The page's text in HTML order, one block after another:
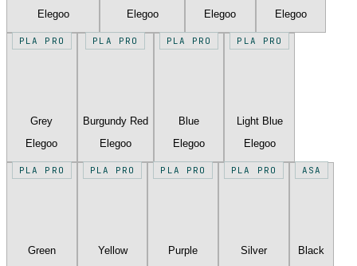
Elegoo
Elegoo
Elegoo
Elegoo
PLA PRO
Grey
Elegoo
PLA PRO
Burgundy Red
Elegoo
PLA PRO
Blue
Elegoo
PLA PRO
Light Blue
Elegoo
PLA PRO
Green
PLA PRO
Yellow
PLA PRO
Purple
PLA PRO
Silver
ASA
Black